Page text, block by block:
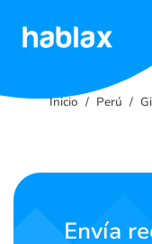
Tarifas
Contáctanos
Inicio Perú
Envía